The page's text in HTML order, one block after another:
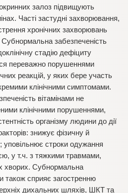
залоз підвищують
Часті застудні захворювання,
хронічних захворювань
забезпеченість
стадію дефіциту
переважно порушеннями
реакцій, у яких бере участь
клінічними симптомами.
вітамінами не
клінічними порушеннями,
організму людини до дії
знижує фізичну й
уповільнює строки одужання
у т.ч. з тяжкими травмами,
хворих. Субнормальна
також сприяє загостренню
дихальних шляхів, ШКТ та